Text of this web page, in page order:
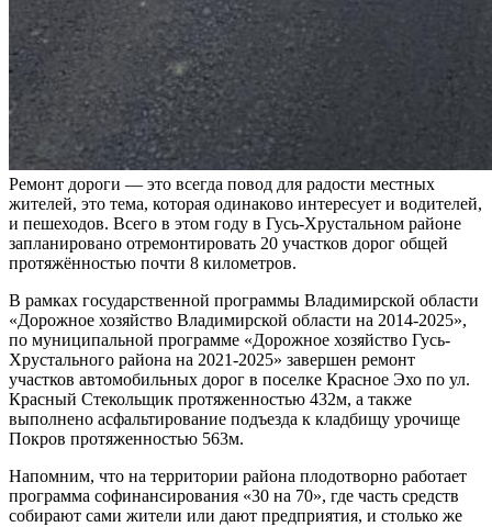
Ремонт дороги — это всегда повод для радости местных
жителей, это тема, которая одинаково интересует и водителей,
и пешеходов. Всего в этом году в Гусь-Хрустальном районе
запланировано отремонтировать 20 участков дорог общей
протяжённостью почти 8 километров.
В рамках государственной программы Владимирской области
«Дорожное хозяйство Владимирской области на 2014-2025»,
по муниципальной программе «Дорожное хозяйство Гусь-
Хрустального района на 2021-2025» завершен ремонт
участков автомобильных дорог в поселке Красное Эхо по ул.
Красный Стекольщик протяженностью 432м, а также
выполнено асфальтирование подъезда к кладбищу урочище
Покров протяженностью 563м.
Напомним, что на территории района плодотворно работает
программа софинансирования «30 на 70», где часть средств
собирают сами жители или дают предприятия, и столько же